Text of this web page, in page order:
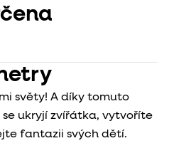
světy! A díky tomuto
se ukryjí zvířátka, vytvoříte
fantazii svých dětí.